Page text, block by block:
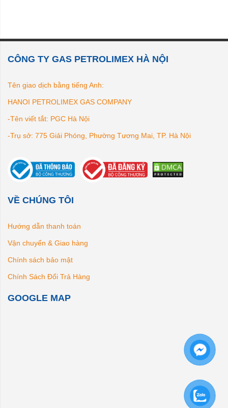
CÔNG TY GAS PETROLIMEX HÀ NỘI
Tên giao dịch bằng tiếng Anh:
HANOI PETROLIMEX GAS COMPANY
-Tên viết tắt: PGC Hà Nội
-Trụ sở: 775 Giải Phóng, Phường Tương Mai, TP. Hà Nội
VỀ CHÚNG TÔI
Hướng dẫn thanh toán
Vận chuyển & Giao hàng
Chính sách bảo mật
Chính Sách Đổi Trả Hàng
GOOGLE MAP